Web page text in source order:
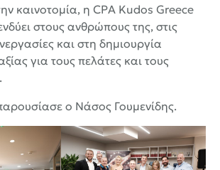
καινοτομία, η CPA Kudos Greece
στους ανθρώπους της, στις
και στη δημιουργία
για τους πελάτες και τους
ο Νάσος Γουμενίδης.